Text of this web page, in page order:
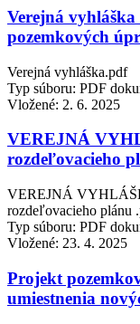
Verejná
pozemkových
Verejná vyhláška.pdf
Typ súboru: PDF
Vložené: 2. 6. 2025
VEREJNÁ
rozdeľovacieho
VEREJNÁ
rozdeľovacieho plánu
Typ súboru: PDF
Vložené: 23. 4. 2025
Projekt
umiestnenia